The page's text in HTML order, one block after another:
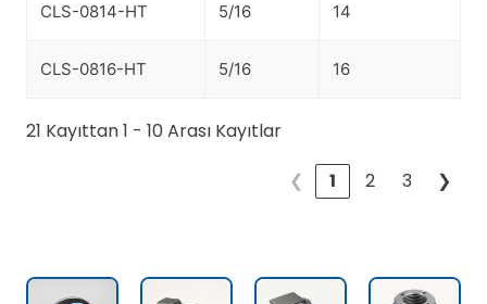
CLS-0814-HT 5/16 14
CLS-0816-HT 5/16 16
21 Kayıttan 1 - 10 Arası Kayıtlar
❮
1 2 3 ❯